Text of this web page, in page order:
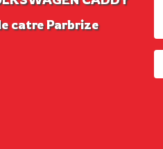
catre Parbrize